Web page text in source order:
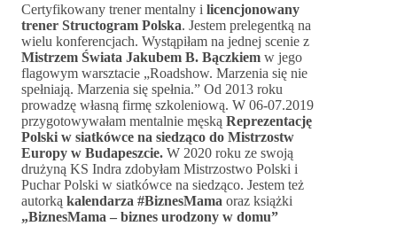
Certyfikowany trener mentalny i licencjonowany
trener Structogram Polska. Jestem prelegentką na
wielu konferencjach. Wystąpiłam na jednej scenie z
Mistrzem Świata Jakubem B. Bączkiem w jego
flagowym warsztacie „Roadshow. Marzenia się nie
spełniają. Marzenia się spełnia.” Od 2013 roku
prowadzę własną firmę szkoleniową. W 06-07.2019
przygotowywałam mentalnie męską Reprezentację
Polski w siatkówce na siedząco do Mistrzostw
Europy w Budapeszcie. W 2020 roku ze swoją
drużyną KS Indra zdobyłam Mistrzostwo Polski i
Puchar Polski w siatkówce na siedząco. Jestem też
autorką kalendarza #BiznesMama oraz książki
„BiznesMama – biznes urodzony w domu”